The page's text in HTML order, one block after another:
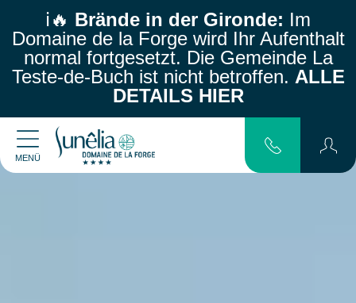
ℹ️🔥 Brände in der Gironde: Im
Domaine de la Forge wird Ihr Aufenthalt
normal fortgesetzt. Die Gemeinde La
Teste-de-Buch ist nicht betroffen. ALLE
DETAILS HIER
MENÜ